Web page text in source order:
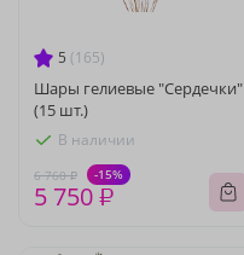
5 (165)
Шары гелиевые "Сердечки"
(15 шт.)
В наличии
6 760 ₽ -15%
5 750 ₽